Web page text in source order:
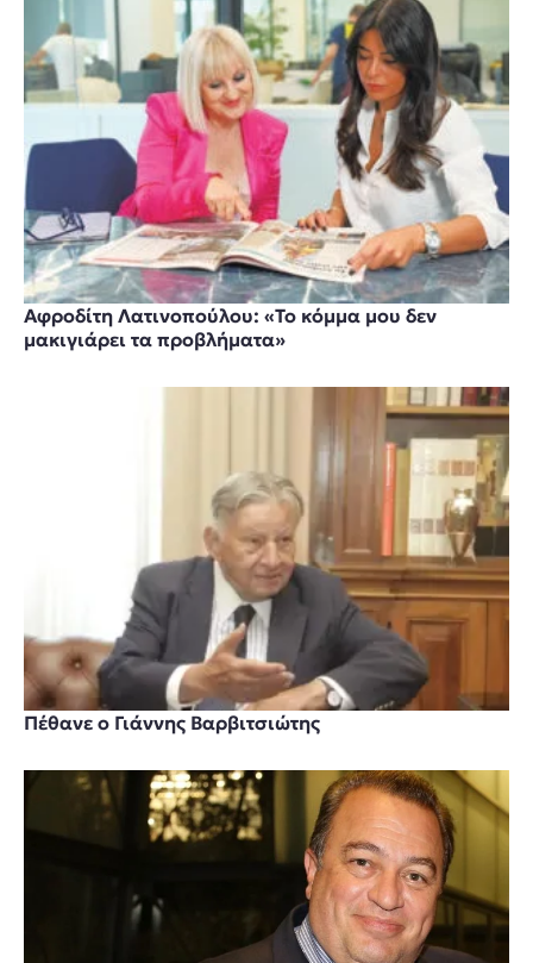
Αφροδίτη Λατινοπούλου: «Το κόμμα μου δεν
μακιγιάρει τα προβλήματα»
Πέθανε ο Γιάννης Βαρβιτσιώτης